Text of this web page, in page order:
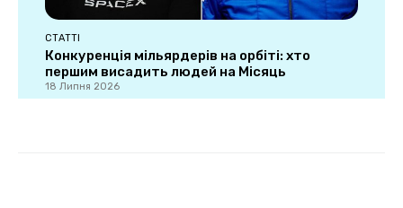
СТАТТІ
Конкуренція мільярдерів на орбіті: хто
першим висадить людей на Місяць
18 Липня 2026